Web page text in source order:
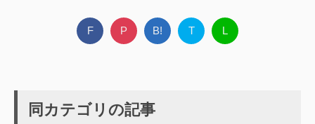
F P B! T L
同カテゴリの記事